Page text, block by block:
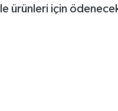
ürünleri için